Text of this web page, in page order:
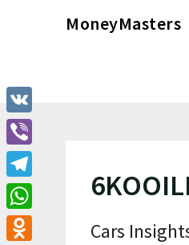
MoneyMasters
Cars
VK
Viber
Telegram
WhatsApp